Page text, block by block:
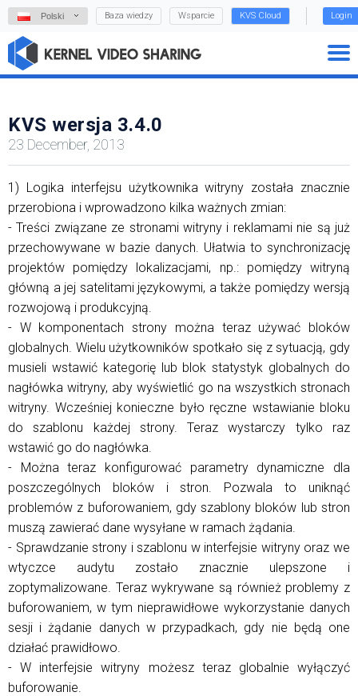
Polski Baza wiedzy Wsparcie KVS Cloud Login
KVS wersja 3.4.0
23 December, 2013
1) Logika interfejsu użytkownika witryny została znacznie
przerobiona i wprowadzono kilka ważnych zmian:
- Treści związane ze stronami witryny i reklamami nie są już
przechowywane w bazie danych. Ułatwia to synchronizację
projektów pomiędzy lokalizacjami, np.: pomiędzy witryną
główną a jej satelitami językowymi, a także pomiędzy wersją
rozwojową i produkcyjną.
- W komponentach strony można teraz używać bloków
globalnych. Wielu użytkowników spotkało się z sytuacją, gdy
musieli wstawić kategorię lub blok statystyk globalnych do
nagłówka witryny, aby wyświetlić go na wszystkich stronach
witryny. Wcześniej konieczne było ręczne wstawianie bloku
do szablonu każdej strony. Teraz wystarczy tylko raz
wstawić go do nagłówka.
- Można teraz konfigurować parametry dynamiczne dla
poszczególnych bloków i stron. Pozwala to uniknąć
problemów z buforowaniem, gdy szablony bloków lub stron
muszą zawierać dane wysyłane w ramach żądania.
- Sprawdzanie strony i szablonu w interfejsie witryny oraz we
wtyczce audytu zostało znacznie ulepszone i
zoptymalizowane. Teraz wykrywane są również problemy z
buforowaniem, w tym nieprawidłowe wykorzystanie danych
sesji i żądanie danych w przypadkach, gdy nie będą one
działać prawidłowo.
- W interfejsie witryny możesz teraz globalnie wyłączyć
buforowanie.